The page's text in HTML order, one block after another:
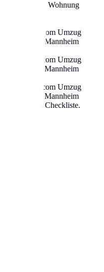
Umzug Wohnung
Helpbunny.com Umzug
Umzug nach Mannheim
Helpbunny.com Umzug
Umzug nach Mannheim
Helpbunny.com Umzug
Umzug nach Mannheim
Organisation Checkliste.